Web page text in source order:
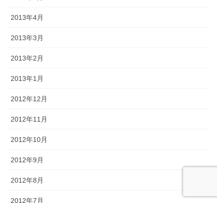
2013年4月
2013年3月
2013年2月
2013年1月
2012年12月
2012年11月
2012年10月
2012年9月
2012年8月
2012年7月